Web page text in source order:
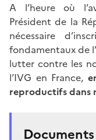
A l’heure où
Président de la
nécessaire
fondamentaux de
lutter contre les
l’IVG en France,
reproductifs dans